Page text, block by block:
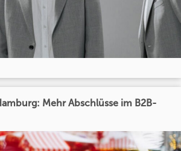
Mehr Abschlüsse im B2B-